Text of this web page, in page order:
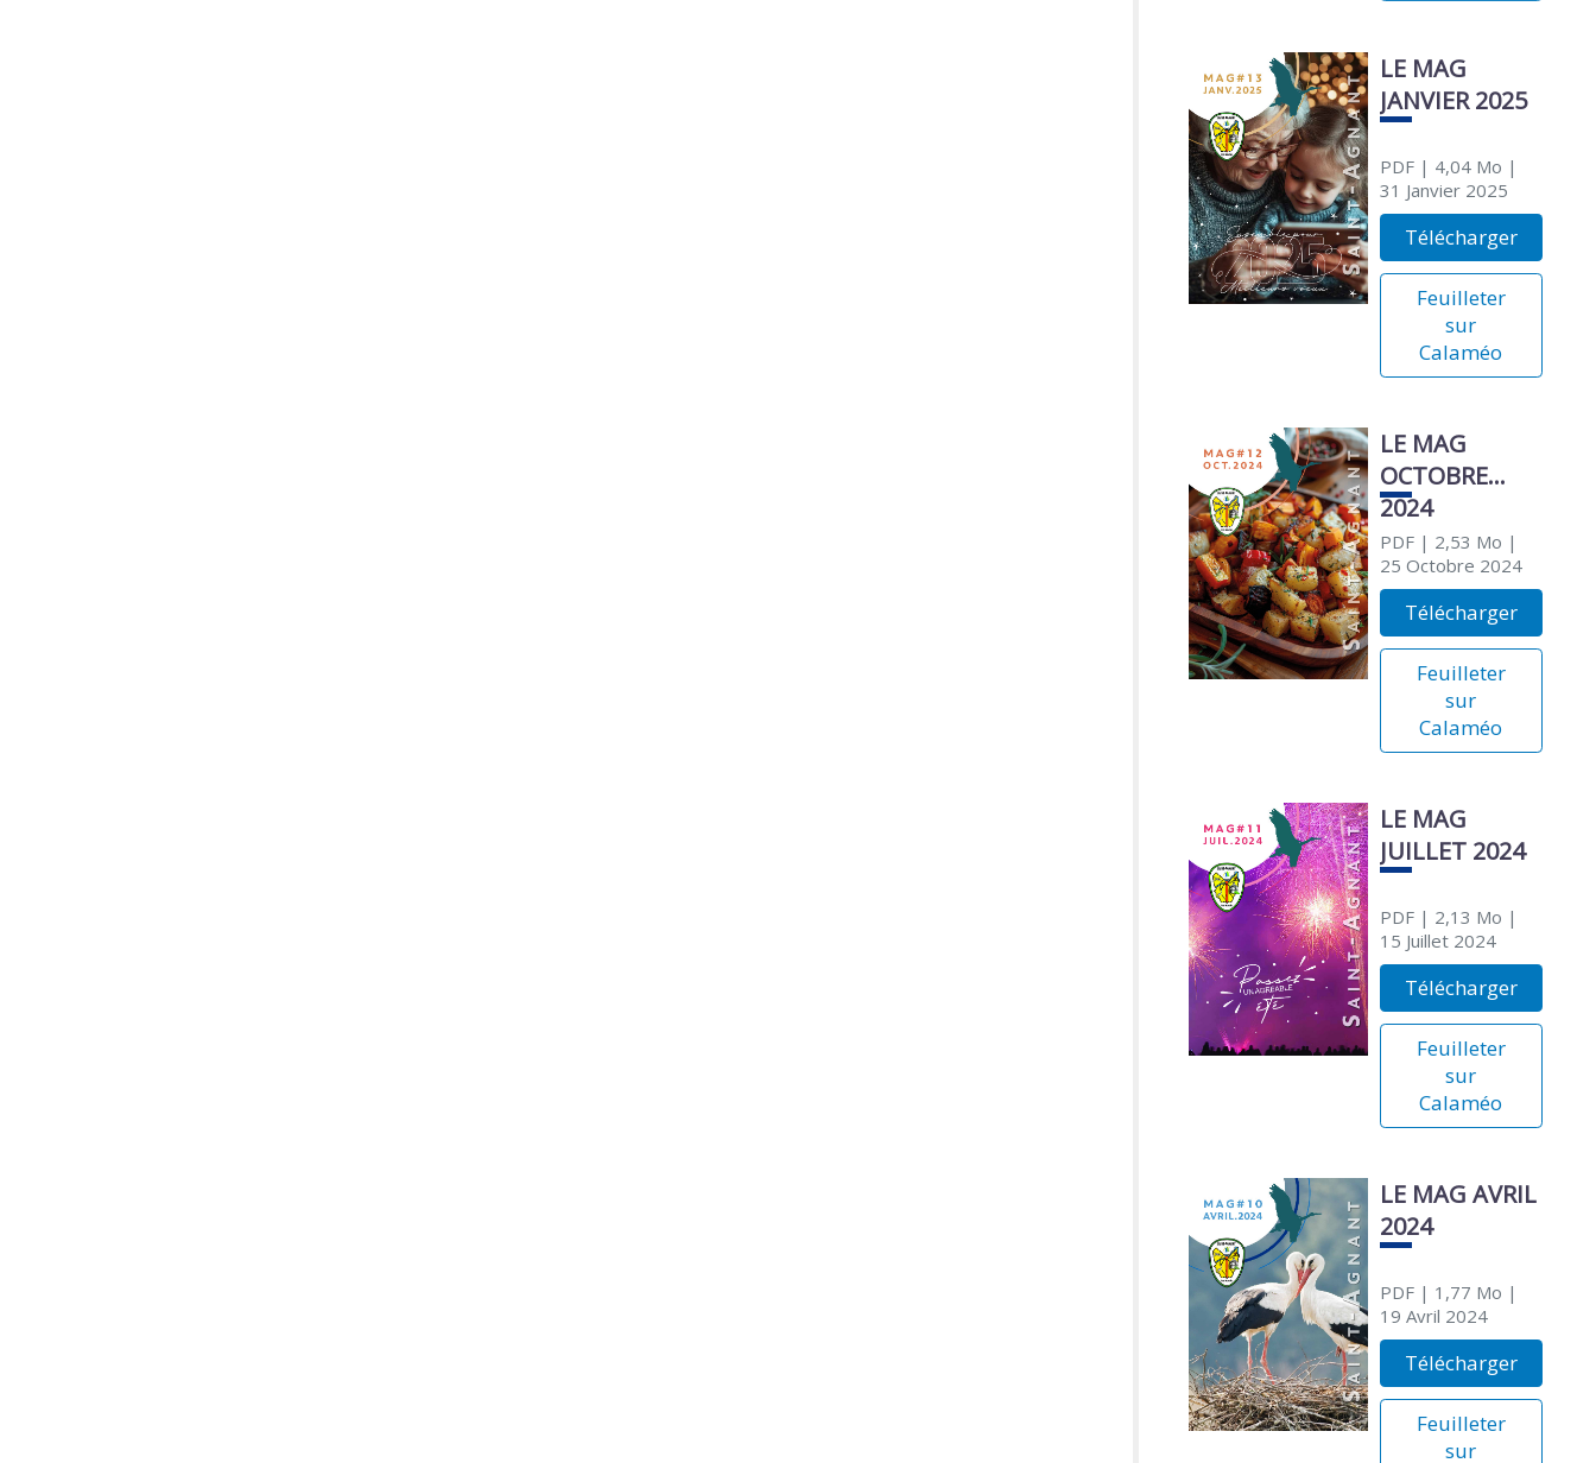
LE MAG
JANVIER 2025
PDF| 4,04 Mo |
31 Janvier 2025
Télécharger
Feuilleter
sur
Calaméo
LE MAG
OCTOBRE
2024
PDF| 2,53 Mo |
25 Octobre 2024
Télécharger
Feuilleter
sur
Calaméo
LE MAG
JUILLET 2024
PDF| 2,13 Mo |
15 Juillet 2024
Télécharger
Feuilleter
sur
Calaméo
LE MAG AVRIL
2024
PDF| 1,77 Mo |
19 Avril 2024
Télécharger
Feuilleter
sur